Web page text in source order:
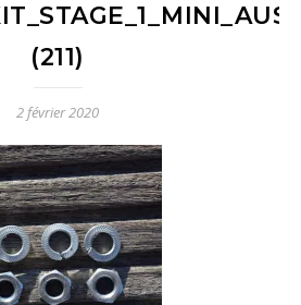
(211)
2 février 2020